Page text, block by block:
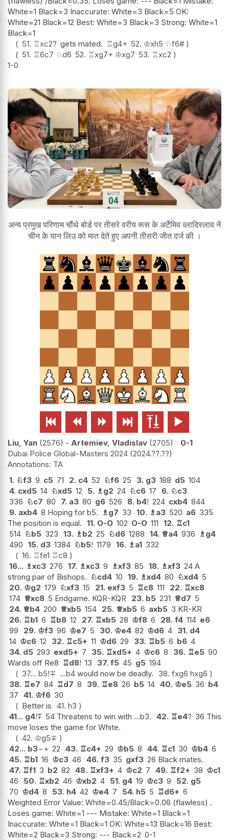
White=1 Black=3 Inaccurate: White=3 Black=5 OK:
White=21 Black=12 Best: White=3 Black=3 Strong: White=1
Black=1
51. ♖xc2? gets mated. ♖g4+ 52. ♔xh5 ♘f6#
51. ♖6c7 ♘d6 52. ♖xg7+ ♔xg7 53. ♖xc2
1-0
अन्य प्रमुख परिणाम चौंथे बोर्ड पर तीसरे वरीय रूस के अर्टेमिव व्लादिस्लाव नें
चीन के यान लिउ को मात देते हुए अपनी तीसरी जीत दर्ज की ।
     
Liu, Yan 2576 - Artemiev, Vladislav 2705
0-1
Dubai Police Global-Masters 2024 2024.??.??
TA
1. ♘f3 9 c5 71 2. c4 52 ♘f6 25 3. g3 188 d5 104
4. cxd5 14 ♘xd5 12 5. ♗g2 24 ♘c6 17 6. ♘c3
336 ♘c7 80 7. a3 80 g6 526 8. b4! 224 cxb4 844
9. axb4 8 Hoping for b5. ♗g7 33 10. ♗a3 520 a6 335
The position is equal. 11. O-O 102 O-O 111 12. ♖c1
514 ♘b5 323 13. ♗b2 25 ♘d6 1288 14. ♕a4 936 ♗g4
490 15. d3 1384 ♘b5! 1179 16. ♗a1 332
16. ♖fe1 ♖c8
16... ♗xc3 276 17. ♗xc3 9 ♗xf3 85 18. ♗xf3 24 A
strong pair of Bishops. ♘cd4 10 19. ♗xd4 80 ♘xd4 5
20. ♔g2 179 ♘xf3 15 21. exf3 5 ♖c8 111 22. ♖xc8
174 ♕xc8 5 Endgame. KQR-KQR 23. b5 231 ♕d7 5
24. ♕b4 200 ♕xb5 154 25. ♕xb5 6 axb5 3 KR-KR
26. ♖b1 6 ♖b8 12 27. ♖xb5 28 ♔f8 6 28. f4 114 e6
99
29. ♔f3 96 ♔e7 5 30. ♔e4 82 ♔d6 4 31. d4
14 ♔c6 12 32. ♖c5+ 11 ♔d6 29 33. ♖b5 6 b6 4
34. d5 293 exd5+ 7 35. ♖xd5+ 4 ♔c6 8 36. ♖e5 90
Wards off Re8 ♖d8! 13 37. f5 45 g5 194
37... b5!∓ ...b4 would now be deadly. 38. fxg6 hxg6
38. ♖e7 84 ♖d7 8 39. ♖e8 26 b5 14 40. ♔e5 36 b4
37 41. ♔f6 30
Better is 41. h3
41... g4!⩱ 54 Threatens to win with ...b3. 42. ♖e4? 36 This
move loses the game for White.
42. ♔g5∓
42... b3−+ 22 43. ♖c4+ 29 ♔b5 8 44. ♖c1 30 ♔b4 6
45. ♖b1 16 ♔c3 46 46. f3 35 gxf3 26 Black mates.
47. ♖f1 3 b2 82 48. ♖xf3+ 4 ♔c2 7 49. ♖f2+ 38 ♔c1
46
50. ♖xb2 46 ♔xb2 4 51. g4 19 ♔c3 9 52. g5
70 ♔d4 8 53. h4 42 ♔e4 7 54. h5 5 ♖d6+ 6
Weighted Error Value: White=0.45/Black=0.06 (flawless) .
Loses game: White=1 --- Mistake: White=1 Black=1
Inaccurate: White=1 Black=1 OK: White=13 Black=16 Best:
White=2 Black=3 Strong: --- Black=2 0-1